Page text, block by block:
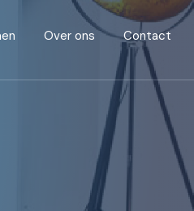
Over ons Contact